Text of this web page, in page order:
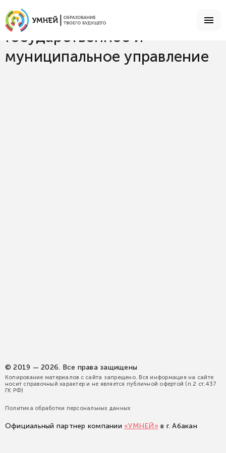
Специальности
Государственное и муниципальное управление
Государственное и
муниципальное управление
© 2019 — 2026. Все права защищены
Копирование материалов с сайта запрещено. Вся информация на сайте
носит справочный характер и не является публичной офертой (п.2 ст.437
ГК РФ)
Политика обработки персональных данных
Официальный партнер компании «УМНЕЙ» в г. Абакан